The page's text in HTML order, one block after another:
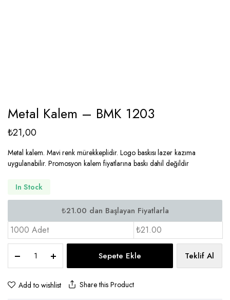
Metal Kalem – BMK 1203
₺21,00
Metal kalem. Mavi renk mürekkeplidir. Logo baskısı lazer kazıma
uygulanabilir. Promosyon kalem fiyatlarına baskı dahil değildir
In Stock
1000 Adet ₺21.00
Kalem
-
BMK
Sepete Ekle Teklif Al
Add to wishlist Share this Product